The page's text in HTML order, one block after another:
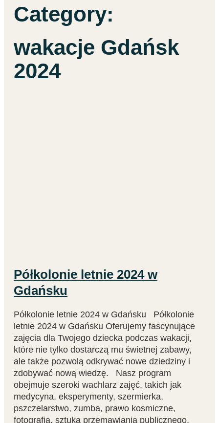
Category:
wakacje Gdańsk
2024
Półkolonie letnie 2024 w
Gdańsku
Półkolonie letnie 2024 w Gdańsku Półkolonie
letnie 2024 w Gdańsku Oferujemy fascynujące
zajęcia dla Twojego dziecka podczas wakacji,
które nie tylko dostarczą mu świetnej zabawy,
ale także pozwolą odkrywać nowe dziedziny i
zdobywać nową wiedzę. Nasz program
obejmuje szeroki wachlarz zajęć, takich jak
medycyna, eksperymenty, szermierka,
pszczelarstwo, zumba, prawo kosmiczne,
fotografia, sztuka przemawiania publicznego,